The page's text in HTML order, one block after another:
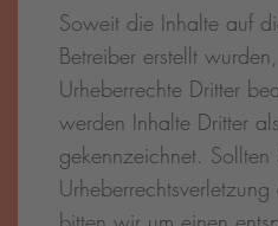
Soweit die Inhalte auf
Betreiber erstellt
Urheberrechte Dritter
werden Inhalte Dritter
gekennzeichnet.